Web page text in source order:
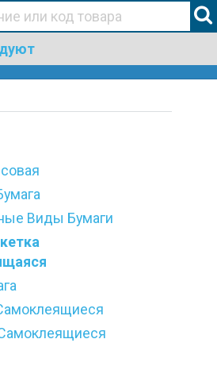
+38(067)506 44 19
Виды Бумаги